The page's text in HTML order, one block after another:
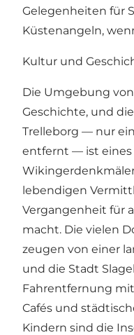
Gelegenheiten für
Küstenangeln,
Kultur und
Die Umgebung
Geschichte, und
Trelleborg — nur
entfernt — ist
lebendigen
Vergangenheit für
macht. Die vielen
zeugen von einer
und die Stadt
Fahrentfernung
Cafés und
Kindern sind die